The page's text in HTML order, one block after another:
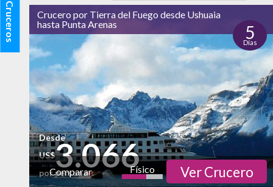
Cruceros
Crucero por Tierra del Fuego desde Ushuaia
hasta Punta Arenas
5
Días
Desde
US$3.066
por persona
Comparar Físico Ver Crucero